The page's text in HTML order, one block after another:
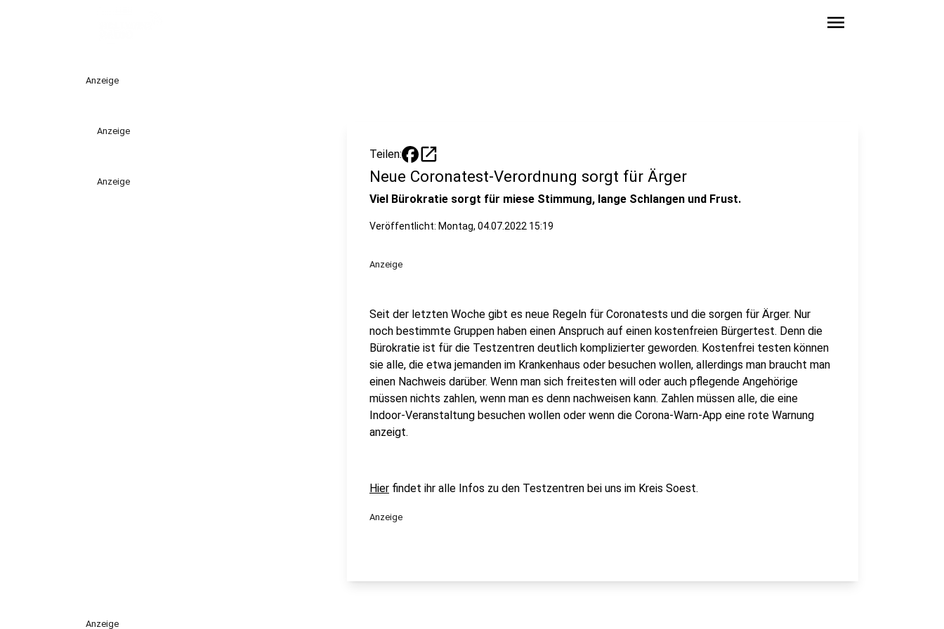
menu
Anzeige
Anzeige
Anzeige
Teilen: open_in_new
Neue Coronatest-Verordnung sorgt für Ärger
Viel Bürokratie sorgt für miese Stimmung, lange Schlangen und Frust.
Veröffentlicht: Montag, 04.07.2022 15:19
Anzeige
Seit der letzten Woche gibt es neue Regeln für Coronatests und die sorgen für Ärger. Nur
noch bestimmte Gruppen haben einen Anspruch auf einen kostenfreien Bürgertest. Denn die
Bürokratie ist für die Testzentren deutlich komplizierter geworden. Kostenfrei testen können
sie alle, die etwa jemanden im Krankenhaus oder besuchen wollen, allerdings man braucht man
einen Nachweis darüber. Wenn man sich freitesten will oder auch pflegende Angehörige
müssen nichts zahlen, wenn man es denn nachweisen kann. Zahlen müssen alle, die eine
Indoor-Veranstaltung besuchen wollen oder wenn die Corona-Warn-App eine rote Warnung
anzeigt.
Hier findet ihr alle Infos zu den Testzentren bei uns im Kreis Soest.
Anzeige
Anzeige